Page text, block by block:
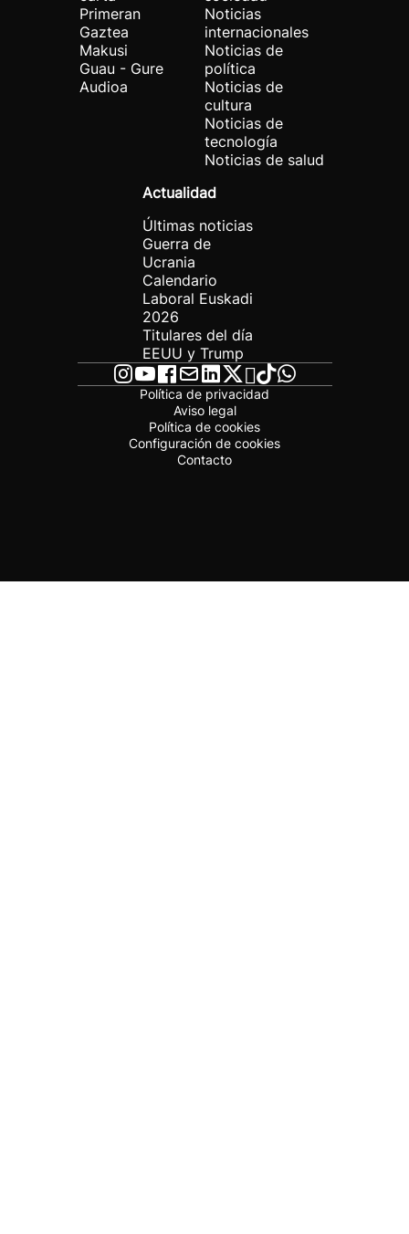
Primeran
Gaztea
Makusi
Guau - Gure
Audioa
Noticias
internacionales
Noticias de
política
Noticias de
cultura
Noticias de
tecnología
Noticias de salud
Actualidad
Últimas noticias
Guerra de
Ucrania
Calendario
Laboral Euskadi
2026
Titulares del día
EEUU y Trump
Política de privacidad
Aviso legal
Política de cookies
Configuración de cookies
Contacto